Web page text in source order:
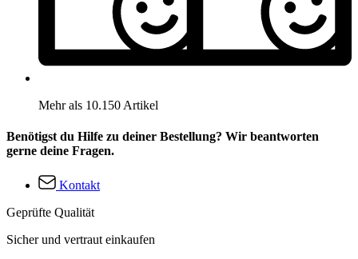
Mehr als 10.150 Artikel
Benötigst du Hilfe zu deiner Bestellung? Wir beantworten
gerne deine Fragen.
Kontakt
Geprüfte Qualität
Sicher und vertraut einkaufen